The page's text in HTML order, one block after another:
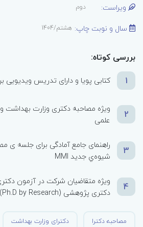
ویراست: دوم
سال و نوبت چاپ: هشتم/1404
بررسی کوتاه:
1
کتابی پویا و دارای تدریس ویدیویی
2
ویژه مصاحبه دکتری وزارت
علمی
3
شیوهﻱ جدید MMI
4
دکتری پژوهشی (Ph.D by Research)
مصاحبه دکترا دکترای وزارت بهداشت